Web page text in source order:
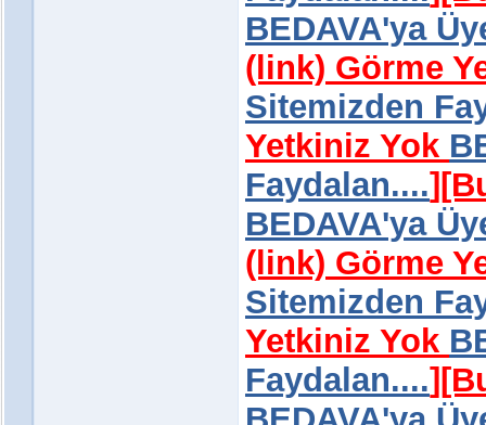
BEDAVA'ya
(link) Görme
Sitemizden
Yetkiniz Yok
Faydalan....]
BEDAVA'ya
(link) Görme
Sitemizden
Yetkiniz Yok
Faydalan....]